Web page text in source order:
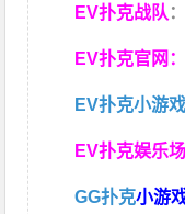
EV扑克战队 ：
EV扑克官网
EV扑克小游戏
EV扑克娱乐场
GG扑克小游